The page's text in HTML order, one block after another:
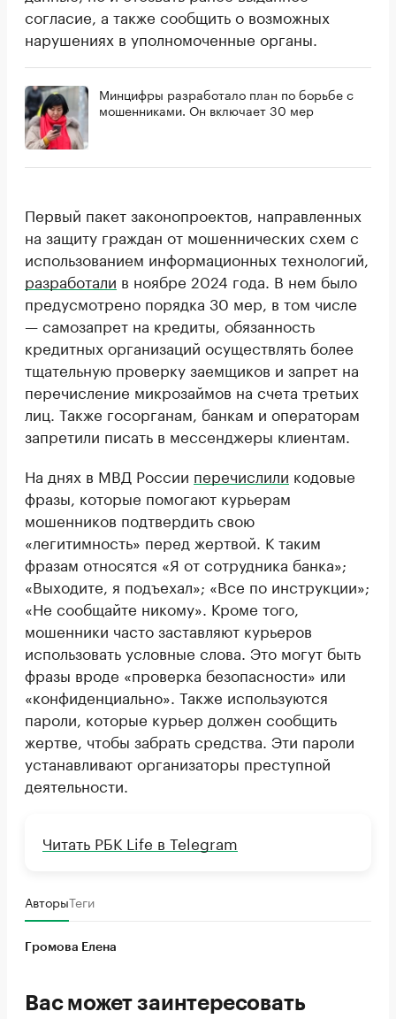
согласие, а также сообщить о возможных
нарушениях в уполномоченные органы.
Минцифры разработало план по борьбе с
мошенниками. Он включает 30 мер
Первый пакет законопроектов, направленных
на защиту граждан от мошеннических схем с
использованием информационных технологий,
разработали в ноябре 2024 года. В нем было
предусмотрено порядка 30 мер, в том числе
— самозапрет на кредиты, обязанность
кредитных организаций осуществлять более
тщательную проверку заемщиков и запрет на
перечисление микрозаймов на счета третьих
лиц. Также госорганам, банкам и операторам
запретили писать в мессенджеры клиентам.
На днях в МВД России перечислили кодовые
фразы, которые помогают курьерам
мошенников подтвердить свою
«легитимность» перед жертвой. К таким
фразам относятся «Я от сотрудника банка»;
«Выходите, я подъехал»; «Все по инструкции»;
«Не сообщайте никому». Кроме того,
мошенники часто заставляют курьеров
использовать условные слова. Это могут быть
фразы вроде «проверка безопасности» или
«конфиденциально». Также используются
пароли, которые курьер должен сообщить
жертве, чтобы забрать средства. Эти пароли
устанавливают организаторы преступной
деятельности.
Читать РБК Life в Telegram
АвторыТеги
Громова Елена
Вас может заинтересовать